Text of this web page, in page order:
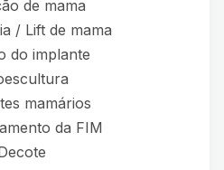
de mama
/ Lift de mama
do implante
mamários
da FIM